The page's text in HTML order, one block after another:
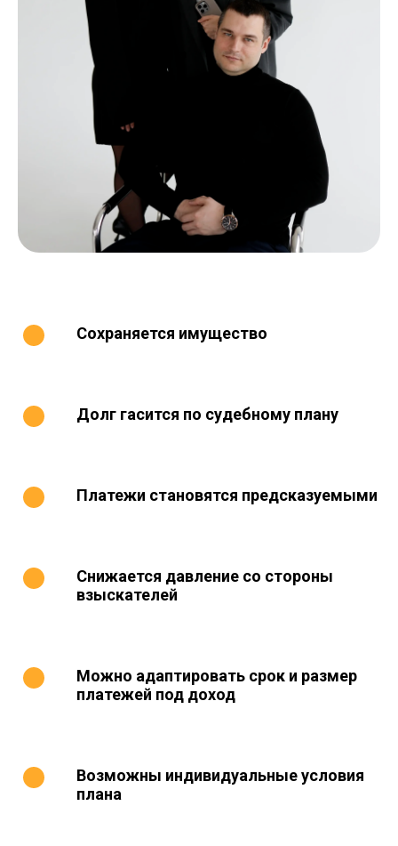
Сохраняется имущество
Долг гасится по судебному плану
Платежи становятся предсказуемыми
Снижается давление со стороны
взыскателей
Можно адаптировать срок и размер
платежей под доход
Возможны индивидуальные условия
плана